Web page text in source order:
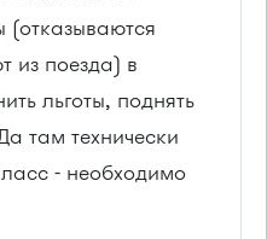
из поезда) в
льготы, поднять
там технически
- необходимо